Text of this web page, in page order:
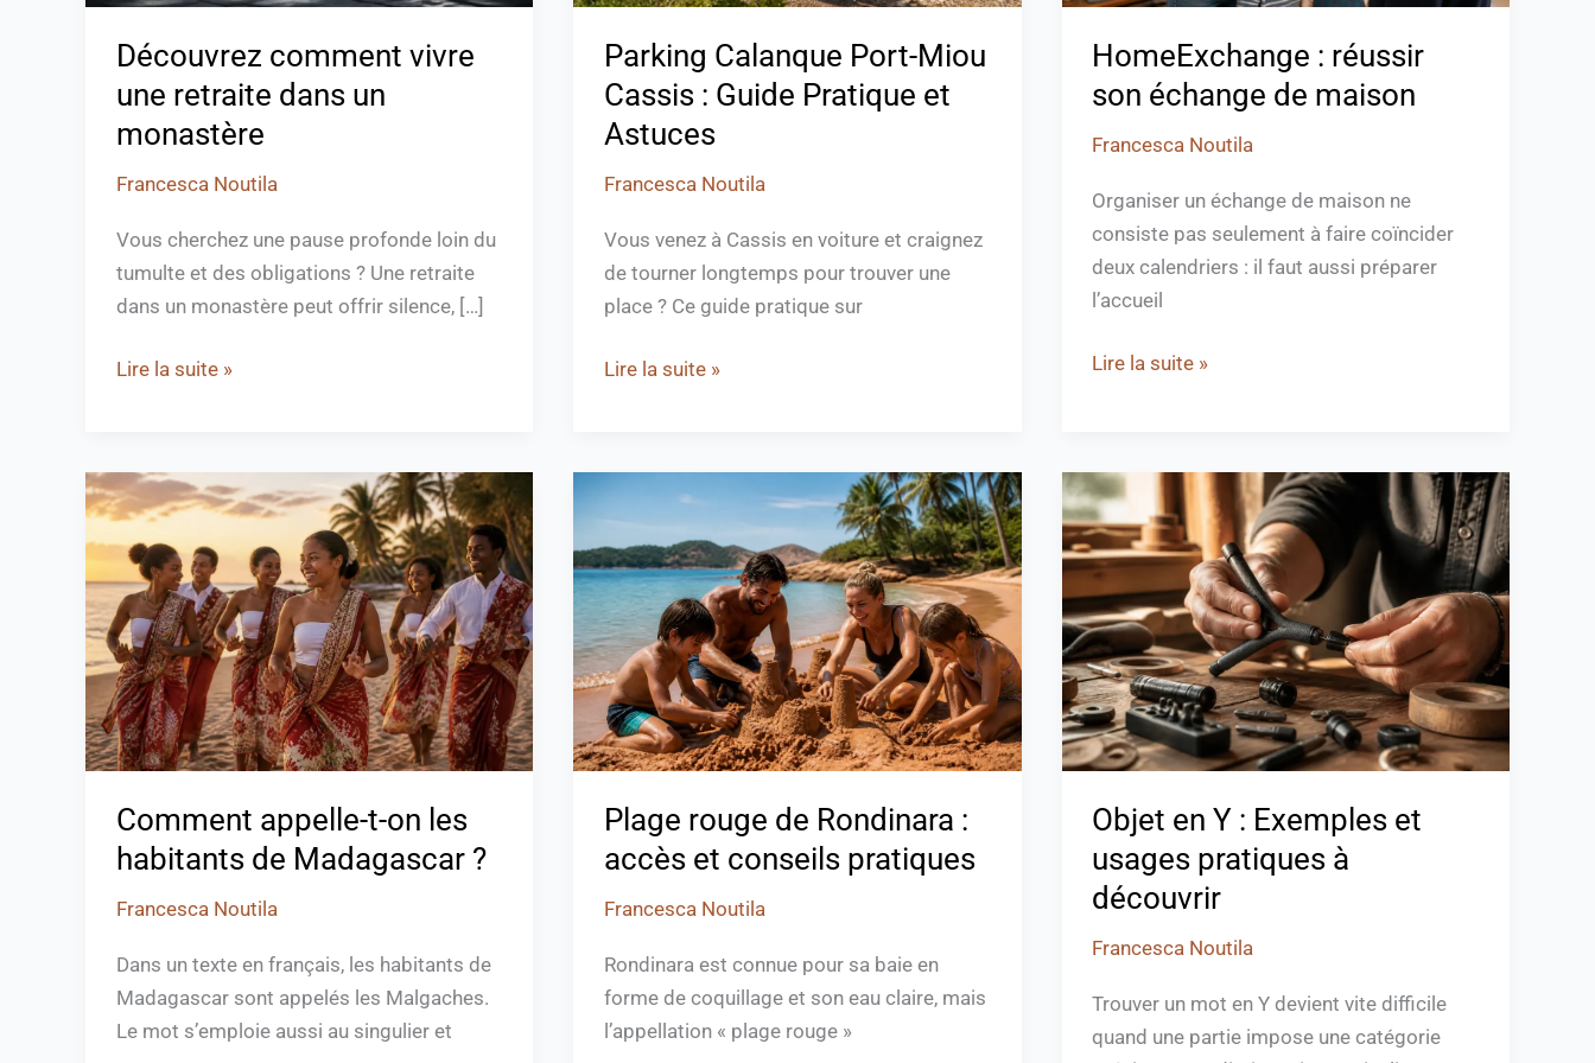
Découvrez comment vivre
une retraite dans un
monastère
Francesca Noutila
Vous cherchez une pause profonde loin du
tumulte et des obligations ? Une retraite
dans un monastère peut offrir silence, […]
Lire la suite »
Parking Calanque Port-Miou
Cassis : Guide Pratique et
Astuces
Francesca Noutila
Vous venez à Cassis en voiture et craignez
de tourner longtemps pour trouver une
place ? Ce guide pratique sur
Lire la suite »
HomeExchange : réussir
son échange de maison
Francesca Noutila
Organiser un échange de maison ne
consiste pas seulement à faire coïncider
deux calendriers : il faut aussi préparer
l’accueil
Lire la suite »
Comment appelle-t-on les
habitants de Madagascar ?
Francesca Noutila
Dans un texte en français, les habitants de
Madagascar sont appelés les Malgaches.
Le mot s’emploie aussi au singulier et
Comment
appelle-
t-
on
les
habitants
de
Madagascar
?
Plage rouge de Rondinara :
accès et conseils pratiques
Francesca Noutila
Rondinara est connue pour sa baie en
forme de coquillage et son eau claire, mais
l’appellation « plage rouge »
Plage
rouge
de
Rondinara
:
accès
et
conseils
pratiques
Objet en Y : Exemples et
usages pratiques à
découvrir
Francesca Noutila
Trouver un mot en Y devient vite difficile
quand une partie impose une catégorie
Objet
en
Y
Exemples
et
usages
pratiques
à